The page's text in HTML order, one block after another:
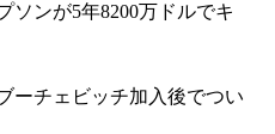
ソンが5年8200万ドルでキ
ーチェビッチ加入後でつい